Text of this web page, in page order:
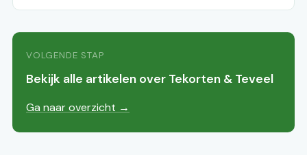
VOLGENDE STAP
Bekijk alle artikelen over Tekorten & Teveel
Ga naar overzicht →